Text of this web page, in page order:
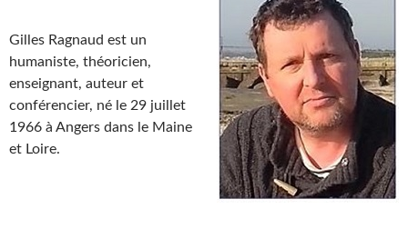
Gilles Ragnaud est un
humaniste, théoricien,
enseignant, auteur et
conférencier, né le 29 juillet
1966 à Angers dans le Maine
et Loire.